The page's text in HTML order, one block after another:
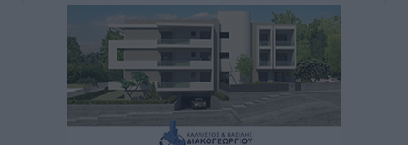
εφησυχασμού» – Σε πλήρη ετοιμότητα ο μηχανισμός
Ειδήσεις• πριν 5 ώρες
Καιρός: Επιμένουν οι υψηλές θερμοκρασίες – Ισχυρά
μελτέμια έως 9 μποφόρ, σε «Red Code» 6 περιοχές
πριν 6 ώρες